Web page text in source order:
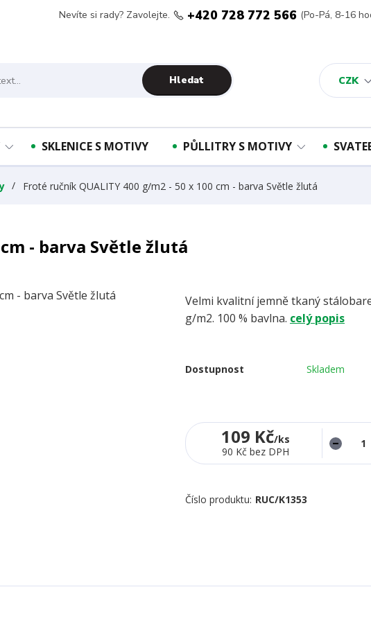
CZK
Hledat
Nevíte si rady? Zavolejte. +420 728 772 566 (Po-Pá, 8-16
SKLENICE S MOTIVY PŮLLITRY S MOTIVY
Froté ručník QUALITY 400 g/m2 - 50 x 100 cm - barva Světle žlutá
- barva Světle žlutá
Velmi kvalitní jemně tkaný
g/m2. 100 % bavlna. celý popis
Dostupnost Skladem
109 Kč/ks
90 Kč bez DPH
Číslo produktu: RUC/K1353